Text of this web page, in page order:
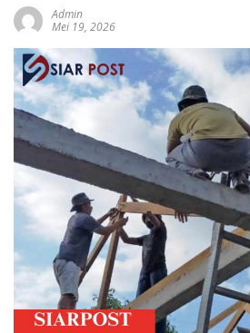
Admin
Mei 19, 2026